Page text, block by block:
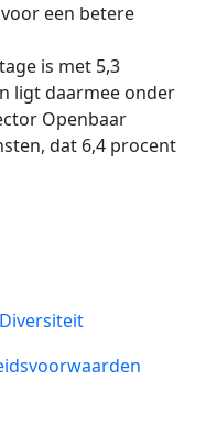
een betere
is met 5,3
ligt daarmee onder
Openbaar
dat 6,4 procent
Diversiteit